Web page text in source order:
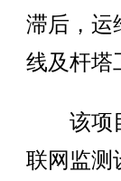
滞后，运
线及杆塔
该项目
联网监测